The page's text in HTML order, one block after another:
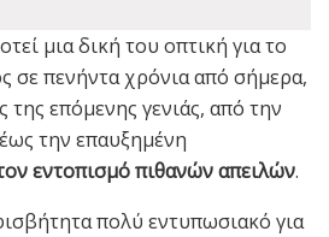
μια δική του οπτική για το
σε πενήντα χρόνια από σήμερα,
της επόμενης γενιάς, από την
την επαυξημένη
εντοπισμό πιθανών απειλών.
πολύ εντυπωσιακό για